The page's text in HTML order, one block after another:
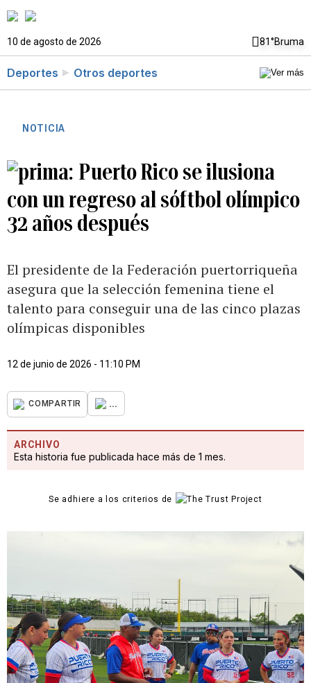
10 de agosto de 2026 81°Bruma
Deportes Otros deportes
NOTICIA
Puerto Rico se ilusiona
con un regreso al sóftbol olímpico
32 años después
El presidente de la Federación puertorriqueña
asegura que la selección femenina tiene el
talento para conseguir una de las cinco plazas
olímpicas disponibles
12 de junio de 2026 - 11:10 PM
COMPARTIR ...
ARCHIVO
Esta historia fue publicada hace más de 1 mes.
Se adhiere a los criterios de